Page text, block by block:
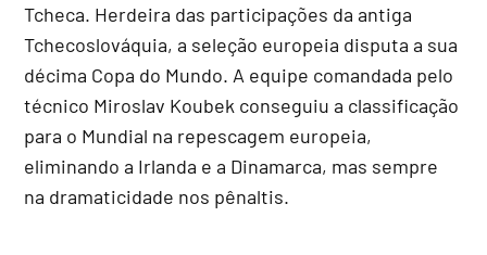
Tcheca. Herdeira das participações da antiga
Tchecoslováquia, a seleção europeia disputa a sua
décima Copa do Mundo. A equipe comandada pelo
técnico Miroslav Koubek conseguiu a classificação
para o Mundial na repescagem europeia,
eliminando a Irlanda e a Dinamarca, mas sempre
na dramaticidade nos pênaltis.